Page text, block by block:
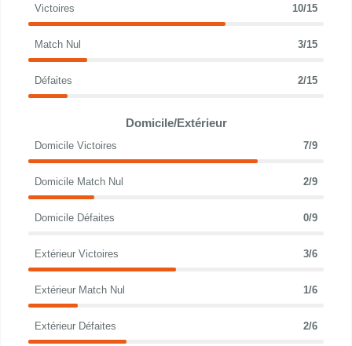
Victoires 10/15
Match Nul 3/15
Défaites 2/15
Domicile/Extérieur
Domicile Victoires 7/9
Domicile Match Nul 2/9
Domicile Défaites 0/9
Extérieur Victoires 3/6
Extérieur Match Nul 1/6
Extérieur Défaites 2/6